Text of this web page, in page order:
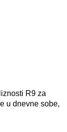
R9 za
u dnevne sobe,